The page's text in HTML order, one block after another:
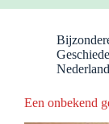
Een onbekend